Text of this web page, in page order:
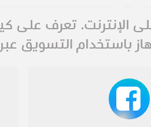
الإنترنت. تعرف على
باستخدام التسويق